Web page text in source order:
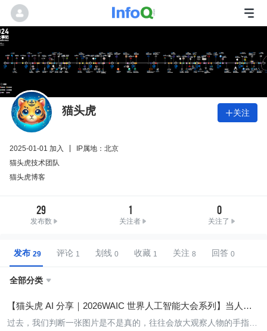
猫头虎 关注
2025-01-01 加入
IP属地：北京
猫头虎技术团队
猫头虎博客
29
发布数
1
关注者
0
关注了
发布 评论 划线 收藏 关注 回答
全部分类 
【猫头虎 AI 分享｜2026WAIC 世界人工智能大会系列】当人眼
分辨 AI 作品开始失效：我在线体验了合合信息 AI 跨模态鉴伪，
过去，我们判断一张图片是不是真的，往往会放大观察人物的手指、